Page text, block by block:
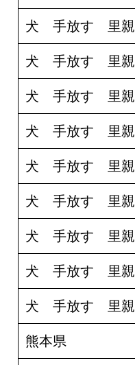
犬 手放す 里親
犬 手放す 里親
犬 手放す 里親
犬 手放す 里親
犬 手放す 里親
犬 手放す 里親
犬 手放す 里親
犬 手放す 里親
犬 手放す 里親
熊本県